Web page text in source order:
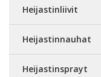
Heijastinliivit
Heijastinnauhat
Heijastinsprayt